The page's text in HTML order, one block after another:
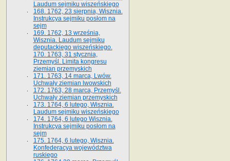
Laudum sejmiku wiszeńskiego
168. 1762, 23 sierpnia, Wisznia.
Instrukcya sejmiku posłom na
sejm
169. 1762, 13 września,
Wisznia. Laudum sejmiku
deputackiego wiszeńskiego.
170. 1763, 31 stycznia,
Przemyśl. Limita kongresu
ziemian przemyskich
171. 1763, 14 marca, Lwów.
Uchwały ziemian lwowskich
172. 1763, 28 marca, Przemyśl.
Uchwały ziemian przemyskich
173. 1764, 6 lutego, Wisznia.
Laudum sejmiku wiszeńskiego
174. 1764, 6 lutego Wisznia.
Instrukcya sejmiku posłom na
sejm
175. 1764, 6 lutego, Wisznia.
Konfederacya województwa
ruskiego